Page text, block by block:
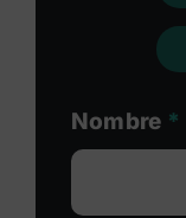
Nombre *